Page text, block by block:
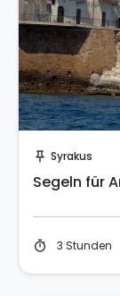
push_pin Syrakus
Segeln für
timer 3 Stunden